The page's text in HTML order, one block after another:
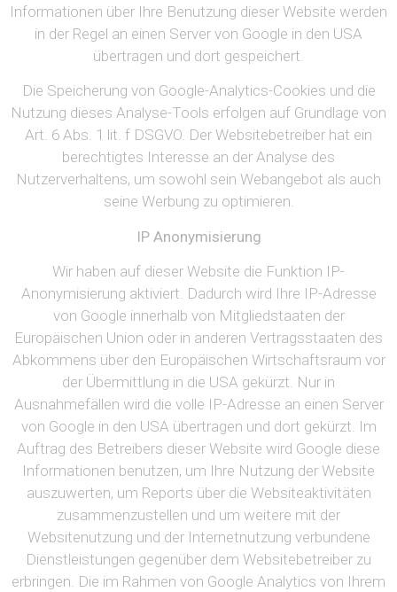
Informationen über Ihre Benutzung dieser Website werden
in der Regel an einen Server von Google in den USA
übertragen und dort gespeichert.
Die Speicherung von Google-Analytics-Cookies und die
Nutzung dieses Analyse-Tools erfolgen auf Grundlage von
Art. 6 Abs. 1 lit. f DSGVO. Der Websitebetreiber hat ein
berechtigtes Interesse an der Analyse des
Nutzerverhaltens, um sowohl sein Webangebot als auch
seine Werbung zu optimieren.
IP Anonymisierung
Wir haben auf dieser Website die Funktion IP-
Anonymisierung aktiviert. Dadurch wird Ihre IP-Adresse
von Google innerhalb von Mitgliedstaaten der
Europäischen Union oder in anderen Vertragsstaaten des
Abkommens über den Europäischen Wirtschaftsraum vor
der Übermittlung in die USA gekürzt. Nur in
Ausnahmefällen wird die volle IP-Adresse an einen Server
von Google in den USA übertragen und dort gekürzt. Im
Auftrag des Betreibers dieser Website wird Google diese
Informationen benutzen, um Ihre Nutzung der Website
auszuwerten, um Reports über die Websiteaktivitäten
zusammenzustellen und um weitere mit der
Websitenutzung und der Internetnutzung verbundene
Dienstleistungen gegenüber dem Websitebetreiber zu
erbringen. Die im Rahmen von Google Analytics von Ihrem